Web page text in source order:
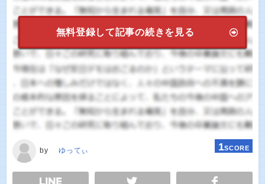
無料登録して記事の続きを見る
by ゆってぃ 1SCORE
TWEET